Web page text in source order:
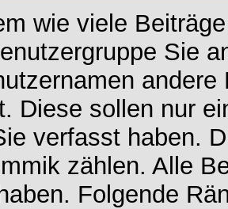
wie viele
Sie
Diese sollen nur
verfasst haben.
zählen. Alle
Folgende